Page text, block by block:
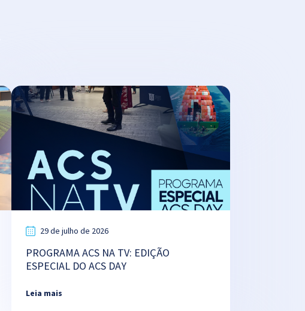
29 de julho de 2026
PROGRAMA ACS NA TV: EDIÇÃO
ESPECIAL DO ACS DAY
Leia mais